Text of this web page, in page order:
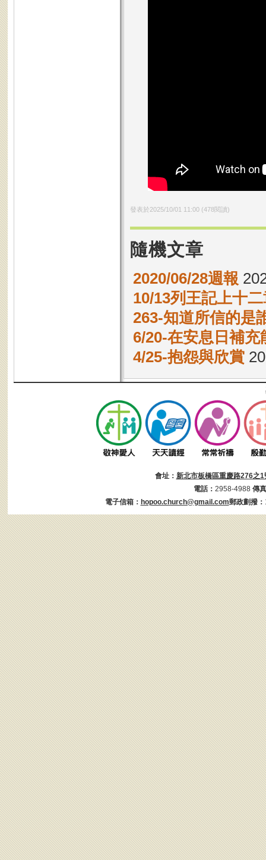
發表於2025/10/01 11:00(478閱讀)
隨機文章
2020/06/28週報
10/13列王記上十
263-知道所信的是
6/20-在安息日補充
4/25-抱怨與欣賞
會址： 新北市板橋區重慶路276之1
電話： 2958-4988 傳
電子信箱： hopoo.church@gmail.com郵政劃撥：